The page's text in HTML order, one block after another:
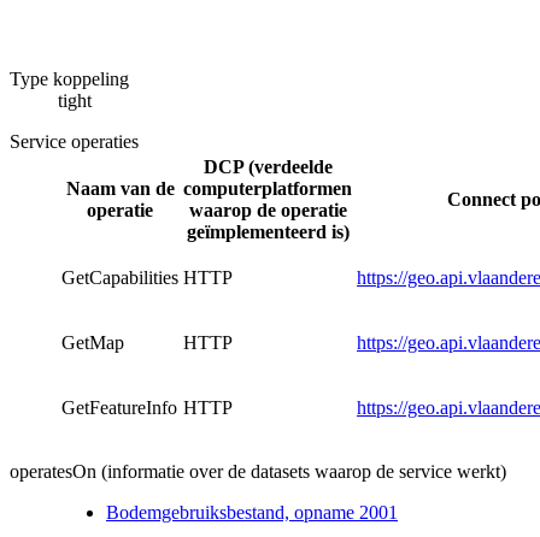
Type koppeling
tight
Service operaties
Naam van de
operatie
DCP (verdeelde
computerplatformen
waarop de operatie
geïmplementeerd is)
Connect
GetCapabilities HTTP https://
GetMap HTTP https://
GetFeatureInfo HTTP https://
operatesOn (informatie over de datasets waarop de service werkt)
Bodemgebruiksbestand, opname 2001